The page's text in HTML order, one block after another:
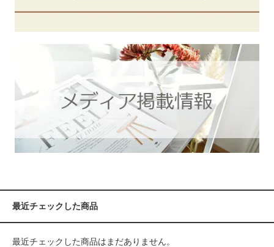
最近チェックした商品
最近チェックした商品はまだありません。